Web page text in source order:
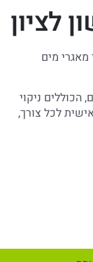
לציון
מים
ניקוי
לכל צורך,